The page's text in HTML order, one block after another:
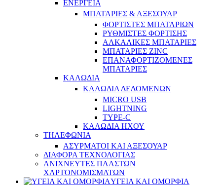
ΕΝΕΡΓΕΙΑ
ΜΠΑΤΑΡΙΕΣ & ΑΞΕΣΟΥΑΡ
ΦΟΡΤΙΣΤΕΣ ΜΠΑΤΑΡΙΩΝ
ΡΥΘΜΙΣΤΕΣ ΦΟΡΤΙΣΗΣ
ΑΛΚΑΛΙΚΕΣ ΜΠΑΤΑΡΙΕΣ
ΜΠΑΤΑΡΙΕΣ ZINC
ΕΠΑΝΑΦΟΡΤΙΖΟΜΕΝΕΣ
ΜΠΑΤΑΡΙΕΣ
ΚΑΛΩΔΙΑ
ΚΑΛΩΔΙΑ ΔΕΔΟΜΕΝΩΝ
MICRO USB
LIGHTNING
TYPE-C
ΚΑΛΩΔΙΑ ΗΧΟΥ
ΤΗΛΕΦΩΝΙΑ
ΑΣΥΡΜΑΤΟΙ ΚΑΙ ΑΞΕΣΟΥΑΡ
ΔΙΑΦΟΡΑ ΤΕΧΝΟΛΟΓΙΑΣ
ΑΝΙΧΝΕΥΤΕΣ ΠΛΑΣΤΩΝ
ΧΑΡΤΟΝΟΜΙΣΜΑΤΩΝ
ΥΓΕΙΑ ΚΑΙ ΟΜΟΡΦΙΑ